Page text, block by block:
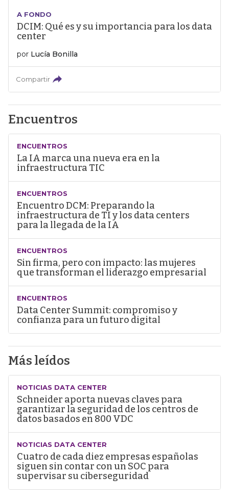
A FONDO
DCIM: Qué es y su importancia para los data
center
por Lucía Bonilla
Compartir
Encuentros
ENCUENTROS
La IA marca una nueva era en la
infraestructura TIC
ENCUENTROS
Encuentro DCM: Preparando la
infraestructura de TI y los data centers
para la llegada de la IA
ENCUENTROS
Sin firma, pero con impacto: las mujeres
que transforman el liderazgo empresarial
ENCUENTROS
Data Center Summit: compromiso y
confianza para un futuro digital
Más leídos
NOTICIAS DATA CENTER
Schneider aporta nuevas claves para
garantizar la seguridad de los centros de
datos basados en 800 VDC
NOTICIAS DATA CENTER
Cuatro de cada diez empresas españolas
siguen sin contar con un SOC para
supervisar su ciberseguridad